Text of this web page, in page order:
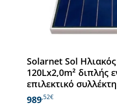
Solarnet Sol
120Lx2,0m² διπλής
επιλεκτικό συλλέκτη
989,52€